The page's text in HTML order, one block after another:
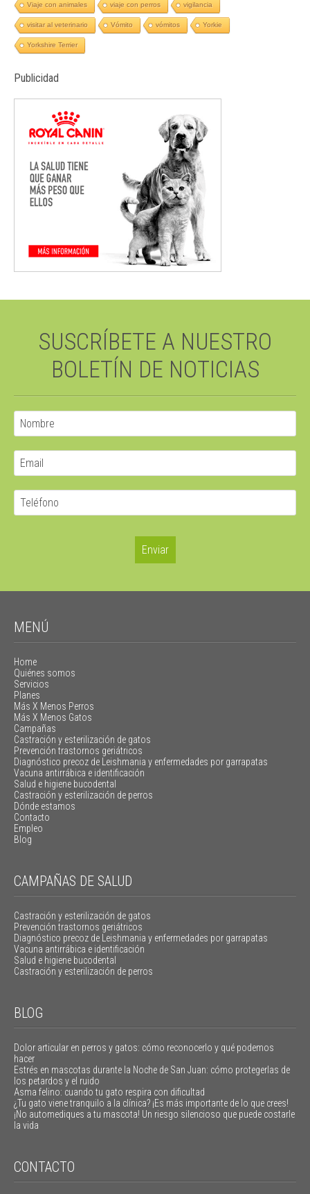
Viaje con animales viaje con perros vigilancia
visitar al veterinario Vómito vómitos Yorkie
Yorkshire Terrier
Publicidad
SUSCRÍBETE A NUESTRO
BOLETÍN DE NOTICIAS
MENÚ
Home
Quiénes somos
Servicios
Planes
Más X Menos Perros
Más X Menos Gatos
Campañas
Castración y esterilización de gatos
Prevención trastornos geriátricos
Diagnóstico precoz de Leishmania y enfermedades por garrapatas
Vacuna antirrábica e identificación
Salud e higiene bucodental
Castración y esterilización de perros
Dónde estamos
Contacto
Empleo
Blog
CAMPAÑAS DE SALUD
Castración y esterilización de gatos
Prevención trastornos geriátricos
Diagnóstico precoz de Leishmania y enfermedades por garrapatas
Vacuna antirrábica e identificación
Salud e higiene bucodental
Castración y esterilización de perros
BLOG
Dolor articular en perros y gatos: cómo reconocerlo y qué podemos
hacer
Estrés en mascotas durante la Noche de San Juan: cómo protegerlas de
los petardos y el ruido
Asma felino: cuando tu gato respira con dificultad
¿Tu gato viene tranquilo a la clínica? ¡Es más importante de lo que crees!
¡No automediques a tu mascota! Un riesgo silencioso que puede costarle
la vida
CONTACTO